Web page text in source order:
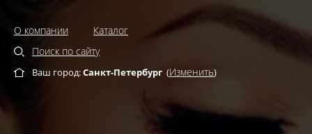
О компании
Каталог
Поиск по сайту
Ваш город:Санкт-Петербург (Изменить)